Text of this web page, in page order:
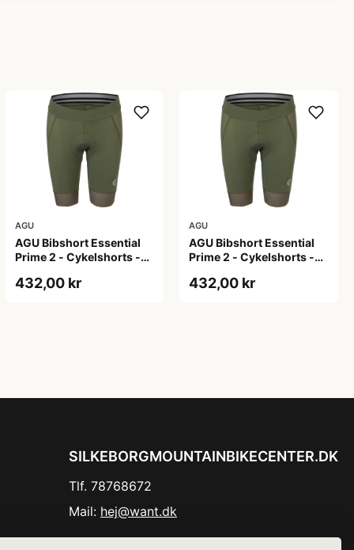
AGU
AGU Bibshort Essential
Prime 2 - Cykelshorts -
2XL
432,00 kr
AGU
AGU Bibshort Essential
Prime 2 - Cykelshorts -
432,00 kr
SILKEBORGMOUNTAINBIKECENTER.DK
Tlf. 78768672
Mail: hej@want.dk